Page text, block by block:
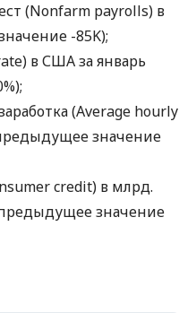
(Nonfarm payrolls) в
-85K);
в США за январь
(Average hourly
значение
credit) в млрд.
значение